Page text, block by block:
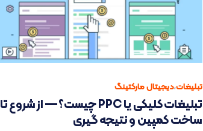
تبلیغات،دیجیتال مارکتینگ
تبلیغات کلیکی یا PPC چیست؟ — از شروع تا
ساخت کمپین و نتیجه گیری